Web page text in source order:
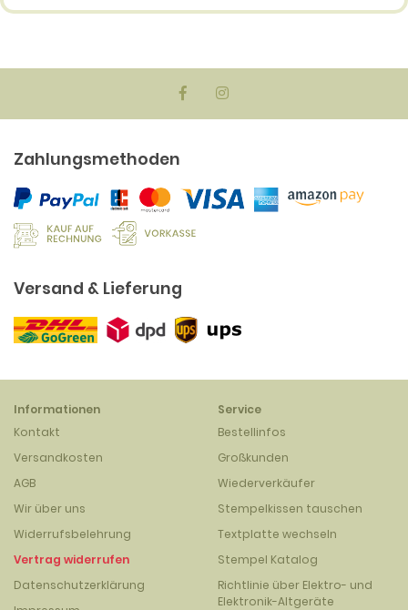
Zahlungsmethoden
Versand & Lieferung
Informationen
Kontakt
Versandkosten
AGB
Wir über uns
Widerrufsbelehrung
Vertrag widerrufen
Datenschutzerklärung
Service
Bestellinfos
Großkunden
Wiederverkäufer
Stempelkissen tauschen
Textplatte wechseln
Stempel Katalog
Richtlinie über Elektro- und
Elektronik-Altgeräte